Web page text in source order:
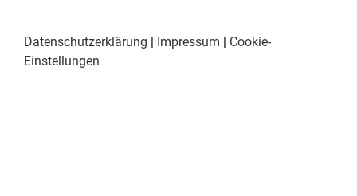
Datenschutzerklärung | Impressum | Cookie-
Einstellungen